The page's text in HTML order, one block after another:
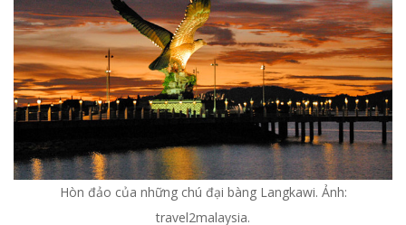
Hòn đảo của những chú đại bàng Langkawi. Ảnh:
travel2malaysia.